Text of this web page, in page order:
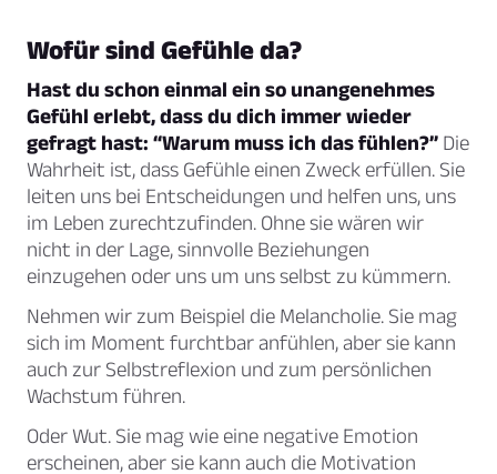
Wofür sind Gefühle da?
Hast du schon einmal ein so unangenehmes
Gefühl erlebt, dass du dich immer wieder
gefragt hast: “Warum muss ich das fühlen?” Die
Wahrheit ist, dass Gefühle einen Zweck erfüllen. Sie
leiten uns bei Entscheidungen und helfen uns, uns
im Leben zurechtzufinden. Ohne sie wären wir
nicht in der Lage, sinnvolle Beziehungen
einzugehen oder uns um uns selbst zu kümmern.
Nehmen wir zum Beispiel die Melancholie. Sie mag
sich im Moment furchtbar anfühlen, aber sie kann
auch zur Selbstreflexion und zum persönlichen
Wachstum führen.
Oder Wut. Sie mag wie eine negative Emotion
erscheinen, aber sie kann auch die Motivation